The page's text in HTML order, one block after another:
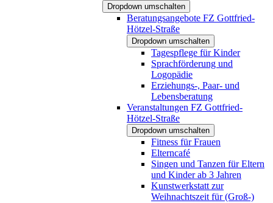
Dropdown umschalten
Beratungsangebote FZ Gottfried-
Hötzel-Straße
Dropdown umschalten
Tagespflege für Kinder
Sprachförderung und
Logopädie
Erziehungs-, Paar- und
Lebensberatung
Veranstaltungen FZ Gottfried-
Hötzel-Straße
Dropdown umschalten
Fitness für Frauen
Elterncafé
Singen und Tanzen für Eltern
und Kinder ab 3 Jahren
Kunstwerkstatt zur
Weihnachtszeit für (Groß-)